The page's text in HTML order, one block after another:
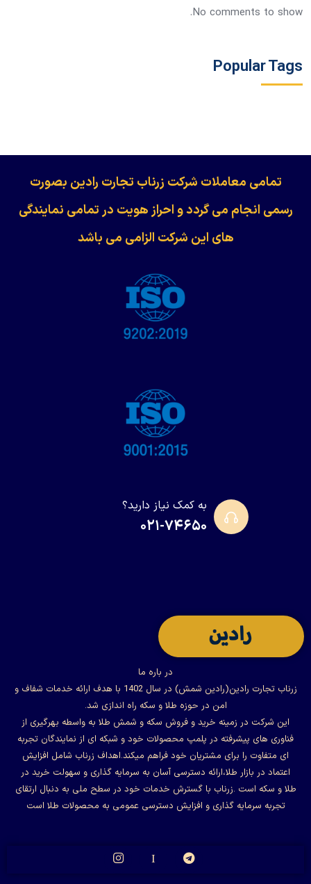
No comments to show.
Popular Tags
​​​​​​تمامی معاملات شرکت زرناب تجارت رادین بصورت
رسمی انجام می گردد و احراز هویت در تمامی نمایندگی
های این شرکت الزامی می باشد
به کمک نیاز دارید؟
۰۲۱-۷۴۶۵۰
در باره ما
زرناب تجارت رادین(رادین شمش) در سال 1402 با هدف ارائه خدمات شفاف و
امن در حوزه طلا و سکه راه اندازی شد.
این شرکت در زمینه خرید و فروش سکه و شمش طلا به واسطه بهرگیری از
فناوری های پیشرفته در پلمپ محصولات خود و شبکه ای از نمایندگان تجربه
ای متفاوت را برای مشتریان خود فراهم میکند.اهداف زرناب شامل افزایش
اعتماد در بازار طلا،ارائه دسترسی آسان به سرمایه گذاری و سهولت خرید در
طلا و سکه است .زرناب با گسترش خدمات خود در سطح ملی به دنبال ارتقای
تجربه سرمایه گذاری و افزایش دسترسی عمومی به محصولات طلا است